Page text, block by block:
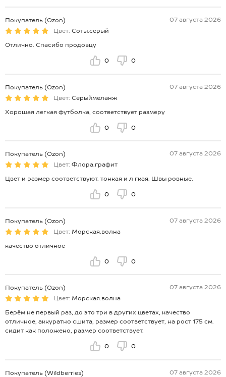
Покупатель (Ozon)
07 августа 2026
Цвет: Соты.серый
Отлично. Спасибо продовцу
0 0
Покупатель (Ozon)
07 августа 2026
Цвет: Серыймеланж
Хорошая легкая футболка, соответствует размеру
0 0
Покупатель (Ozon)
07 августа 2026
Цвет: Флора.графит
Цвет и размер соответствуют. тонкая и л гкая. Швы ровные.
0 0
Покупатель (Ozon)
07 августа 2026
Цвет: Морская.волна
качество отличное
0 0
Покупатель (Ozon)
07 августа 2026
Цвет: Морская.волна
Берём не первый раз, до это три в других цветах, качество
отличное, аккуратно сшита, размер соответствует, на рост 175 см.
сидит как положено, размер соответствует.
0 0
Покупатель (Wildberries)
07 августа 2026